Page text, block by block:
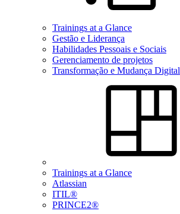
Trainings at a Glance
Gestão e Liderança
Habilidades Pessoais e Sociais
Gerenciamento de projetos
Transformação e Mudança Digital
Trainings at a Glance
Atlassian
ITIL®
PRINCE2®